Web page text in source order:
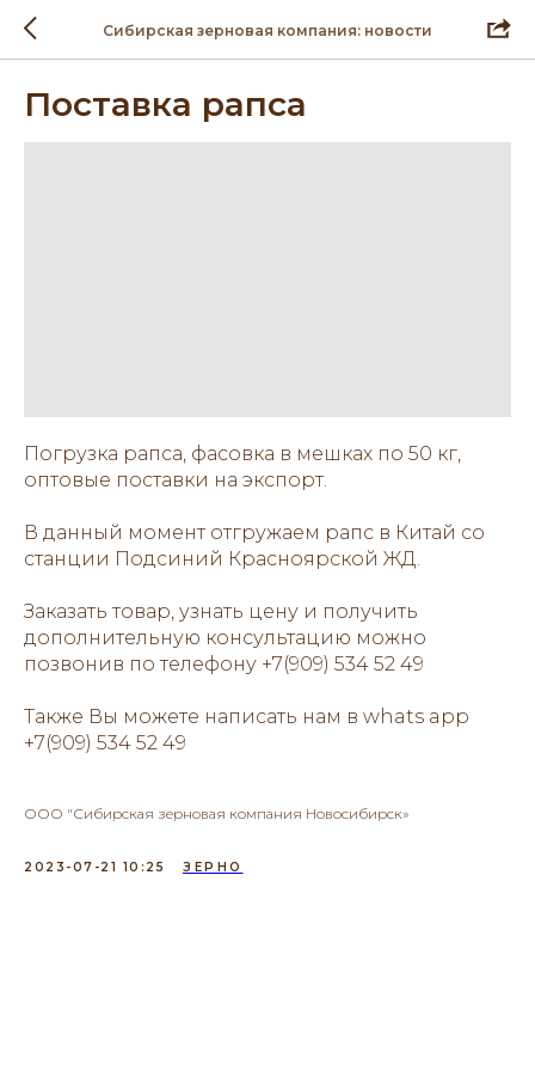
Сибирская зерновая компания: новости
Поставка рапса
Погрузка рапса, фасовка в мешках по 50 кг,
оптовые поставки на экспорт.
В данный момент отгружаем рапс в Китай со
станции Подсиний Красноярской ЖД.
Заказать товар, узнать цену и получить
дополнительную консультацию можно
позвонив по телефону +7(909) 534 52 49
Также Вы можете написать нам в whats app
+7(909) 534 52 49
ООО "Сибирская зерновая компания Новосибирск»
2023-07-21 10:25 ЗЕРНО